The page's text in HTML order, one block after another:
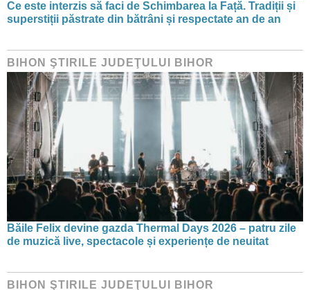
Ce este interzis să faci de Schimbarea la Față. Tradiții și
superstiții păstrate din bătrâni și respectate an de an
BIHON ŞTIRILE JUDEŢULUI BIHOR
Băile Felix devine gazda Thermal Days 2026 – patru zile
de muzică live, spectacole și experiențe de neuitat
BIHON ŞTIRILE JUDEŢULUI BIHOR